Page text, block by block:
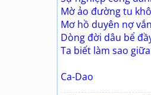
Mờ ảo đường tu
Mơ hồ duyên nợ
Dòng đời dâu bể
Ta biết làm sao
Ca-Dao